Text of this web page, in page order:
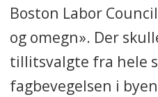
Boston Labor
og omegn». Der
tillitsvalgte fra hele
fagbevegelsen i